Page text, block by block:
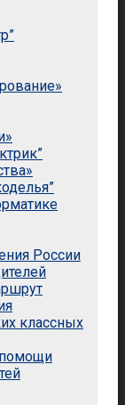
России
классных